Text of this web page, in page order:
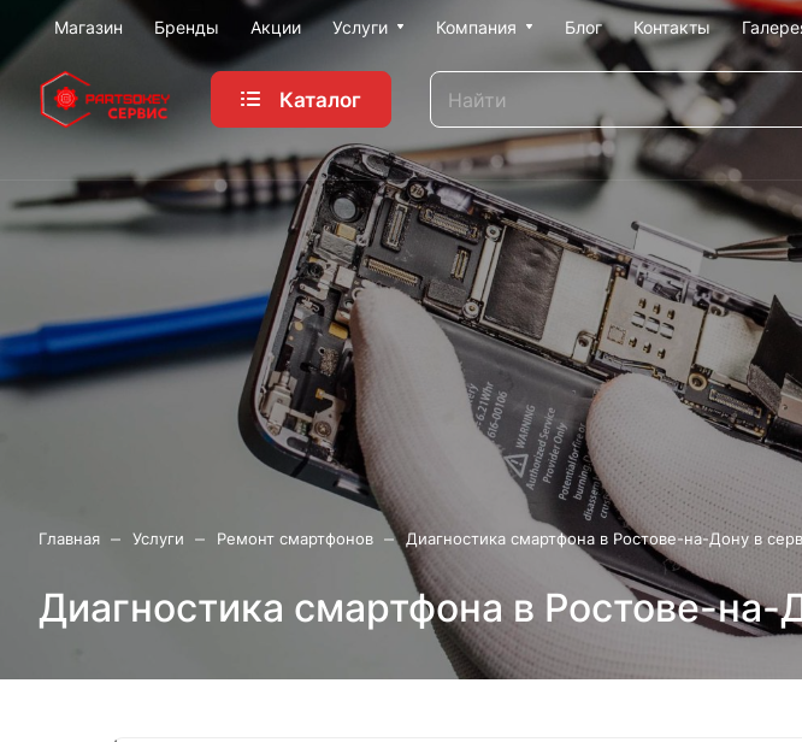
Магазин Бренды Акции Услуги Компания Блог Контакты
Каталог
Главная – Услуги – Ремонт смартфонов – Диагностика смартфона в Ростове-на-Дону в
Диагностика смартфона в Ростове-